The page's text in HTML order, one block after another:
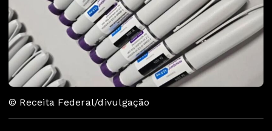
© Receita Federal/divulgação